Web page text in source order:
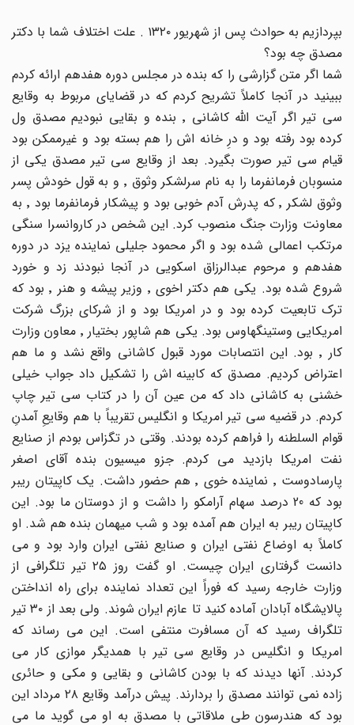
بپردازیم به حوادث پس از شهریور ١٣٢٠ . علت اختلاف شما با دکتر
مصدق چه بود؟
شما اگر متن گزارشی را که بنده در مجلس دوره هفدهم ارائه کردم
ببینید در آنجا کاملاً تشریح کردم که در قضایای مربوط به وقایع
سی تیر اگر آیت الله کاشانی ٬ بنده و بقایی نبودیم مصدق ول
کرده بود رفته بود و درِ خانه اش را هم بسته بود و غیرممکن بود
قیام سی تیر صورت بگیرد. بعد از وقایع سی تیر مصدق یکی از
منسوبان فرمانفرما را به نام سرلشکر وثوق ٬ و به قول خودش پسر
وثوق لشکر ٬ که پدرش آدم خوبی بود و پیشکار فرمانفرما بود ٬ به
معاونت وزارت جنگ منصوب کرد. این شخص در کاروانسرا سنگی
مرتکب اعمالی شده بود و اگر محمود جلیلی نماینده یزد در دوره
هفدهم و مرحوم عبدالرزاق اسکویی در آنجا نبودند زد و خورد
شروع شده بود. یکی هم دکتر اخوی ٬ وزیر پیشه و هنر ٬ بود که
ترک تابعیت کرده بود و در امریکا بود و از شرکای بزرگ شرکت
امریکایی وستینگهاوس بود. یکی هم شاپور بختیار ٬ معاون وزارت
کار ٬ بود. این انتصابات مورد قبول کاشانی واقع نشد و ما هم
اعتراض کردیم. مصدق که کابینه اش را تشکیل داد جواب خیلی
خشنی به کاشانی داد که من عین آن را در کتاب سی تیر چاپ
کردم. در قضیه سی تیر امریکا و انگلیس تقریباً با هم وقایعِ آمدنِ
قوام السلطنه را فراهم کرده بودند. وقتی در تگزاس بودم از صنایع
نفت امریکا بازدید می کردم. جزو میسیون بنده آقای اصغر
پارسادوست ٬ نماینده خوی ٬ هم حضور داشت. یک کاپیتان ریبر
بود که 20 درصد سهام آرامکو را داشت و از دوستان ما بود. این
کاپیتان ریبر به ایران هم آمده بود و شب میهمان بنده هم شد. او
کاملاً به اوضاع نفتی ایران و صنایع نفتی ایران وارد بود و می
دانست گرفتاری ایران چیست. او گفت روز ٢٥ تیر تلگرافی از
وزارت خارجه رسید که فوراً این تعداد نماینده برای راه انداختن
پالایشگاه آبادان آماده کنید تا عازم ایران شوند. ولی بعد از ٣٠ تیر
تلگراف رسید که آن مسافرت منتفی است. این می رساند که
امریکا و انگلیس در وقایع سی تیر با همدیگر موازی کار می
کردند. آنها دیدند که با بودن کاشانی و بقایی و مکی و حائری
زاده نمی توانند مصدق را بردارند. پیش درآمد وقایع ٢٨ مرداد این
بود که هندرسون طی ملاقاتی با مصدق به او می گوید ما می